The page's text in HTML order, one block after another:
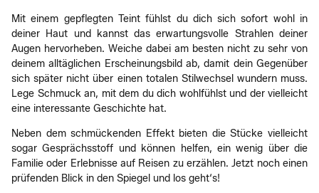
Mit einem gepflegten Teint fühlst du dich sich sofort wohl in
deiner Haut und kannst das erwartungsvolle Strahlen deiner
Augen hervorheben. Weiche dabei am besten nicht zu sehr von
deinem alltäglichen Erscheinungsbild ab, damit dein Gegenüber
sich später nicht über einen totalen Stilwechsel wundern muss.
Lege Schmuck an, mit dem du dich wohlfühlst und der vielleicht
eine interessante Geschichte hat.
Neben dem schmückenden Effekt bieten die Stücke vielleicht
sogar Gesprächsstoff und können helfen, ein wenig über die
Familie oder Erlebnisse auf Reisen zu erzählen. Jetzt noch einen
prüfenden Blick in den Spiegel und los geht‘s!